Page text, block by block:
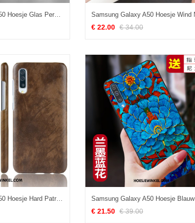
Samsung Galaxy A50 Hoesje Glas Persoonlijk Trendy Merk, Samsung Galaxy A50 Hoesje Bescherming Effen Kleur
€ 22.00 € 34.00
Samsung Galaxy A50 Hoesje Hard Patroon Bescherming, Samsung Galaxy A50 Hoesje Mobiele Telefoon Soort Aziatische Vrucht Braun
€ 21.50 € 39.00